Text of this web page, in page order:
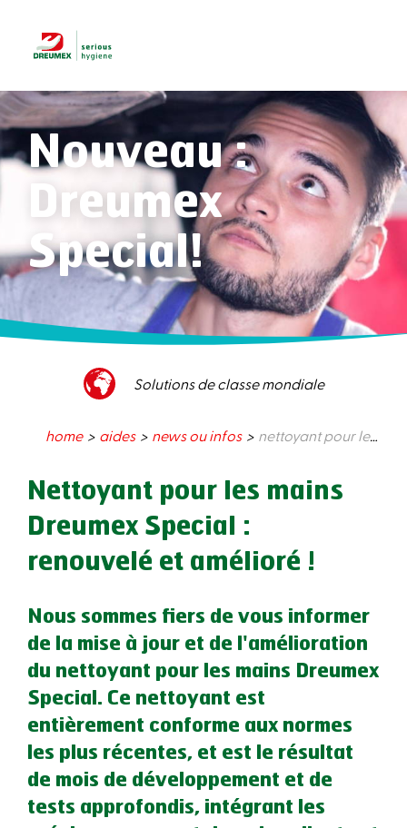
Nouveau :
Dreumex
Special!
Service client supérieur
home aides news ou infos nettoyant pour les mains dreumex special : renouvelé et amélioré !
Nettoyant pour les mains
Dreumex Special :
renouvelé et amélioré !
Nous sommes fiers de vous informer
de la mise à jour et de l'amélioration
du nettoyant pour les mains Dreumex
Special. Ce nettoyant est
entièrement conforme aux normes
les plus récentes, et est le résultat
de mois de développement et de
tests approfondis, intégrant les